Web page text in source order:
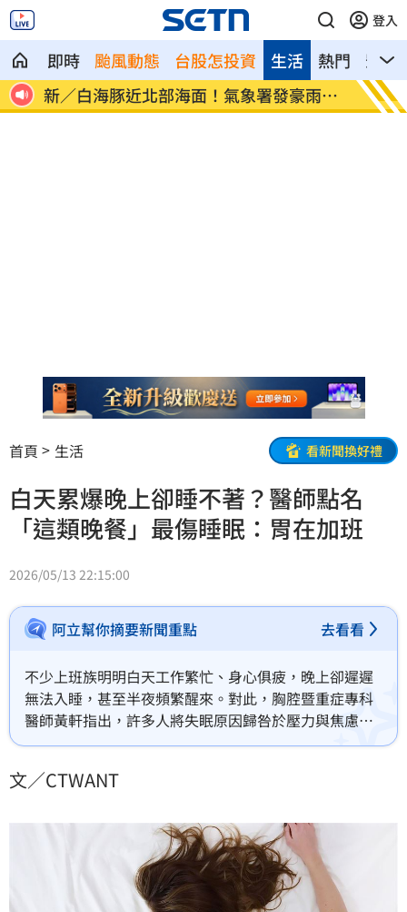
登入
即時 颱風動態 台股怎投資 熱門 影音
生活
台
新／白海豚近北部海面！氣象署發豪雨特
報
南電
首頁 生活 看新聞換好禮
白天累爆晚上卻睡不著？醫師點名
「這類晚餐」最傷睡眠：胃在加班
2026/05/13 22:15:00
阿立幫你摘要新聞重點 去看看
不少上班族明明白天工作繁忙、身心俱疲，晚上卻遲遲
無法入睡，甚至半夜頻繁醒來。對此，胸腔暨重症專科
醫師黃軒指出，許多人將失眠原因歸咎於壓力與焦慮，
但臨床上其實有不少案例，問題並非出在情緒，而是與
文／CTWANT